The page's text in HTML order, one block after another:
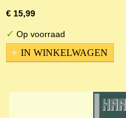
€ 15,99
✓ Op voorraad
IN WINKELWAGEN